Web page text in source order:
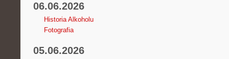
06.06.2026
Historia Alkoholu
Fotografia
05.06.2026